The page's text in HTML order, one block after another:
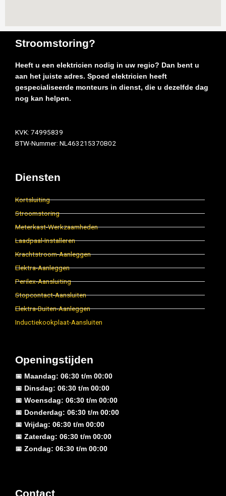
Stroomstoring?
Heeft u een elektricien nodig in uw regio? Dan bent u
aan het juiste adres. Spoed elektricien heeft
gespecialiseerde monteurs in dienst, die u dezelfde dag
nog kan helpen.
KVK: 74995839
BTW-Nummer: NL463215370B02
Diensten
Kortsluiting
Stroomstoring
Meterkast-Werkzaamheden
Laadpaal-Installeren
Krachtstroom-Aanleggen
Elektra-Aanleggen
Perilex-Aansluiting
Stopcontact-Aansluiten
Elektra-Buiten-Aanleggen
Inductiekookplaat-Aansluiten
Openingstijden
📅 Maandag: 06:30 t/m 00:00
📅 Dinsdag: 06:30 t/m 00:00
📅 Woensdag: 06:30 t/m 00:00
📅 Donderdag: 06:30 t/m 00:00
📅 Vrijdag: 06:30 t/m 00:00
📅 Zaterdag: 06:30 t/m 00:00
📅 Zondag: 06:30 t/m 00:00
Contact